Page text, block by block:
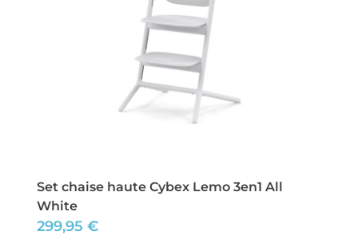
Set chaise haute Cybex Lemo 3en1 All
White
299,95 €